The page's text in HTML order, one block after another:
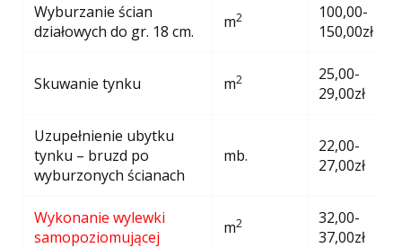
Wyburzanie ścian
działowych do gr. 18 cm.
m2
100,00-
150,00zł
Skuwanie tynku m2
25,00-
29,00zł
Uzupełnienie ubytku
tynku – bruzd po
wyburzonych ścianach
mb.
22,00-
27,00zł
Wykonanie wylewki
samopoziomującej
m2
32,00-
37,00zł